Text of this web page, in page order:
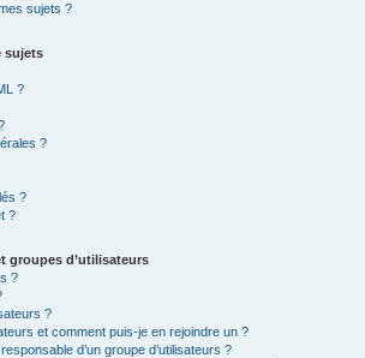
sujets ?
sujets
?
?
?
?
groupes d’utilisateurs
?
?
et comment puis-je en rejoindre un ?
d’un groupe d’utilisateurs ?